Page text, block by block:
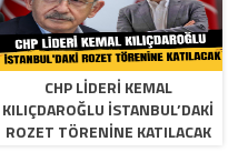
CHP LIDERI KEMAL
KILIÇDAROĞLU İSTANBUL’DAKI
ROZET TÖRENINE KATILACAK